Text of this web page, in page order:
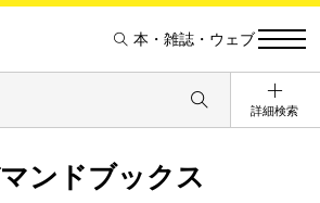
本・雑誌・ウェブ
詳細検索
ンドブックス